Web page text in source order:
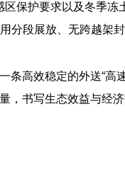
保护要求以及冬季冻
分段展放、无跨越架
高效稳定的外送“高
书写生态效益与经济